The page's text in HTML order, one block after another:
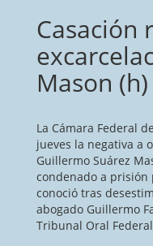
Casación
Mason (h)
La Cámara Federal
jueves la negativa a
Guillermo Suárez
condenado a prisión
conoció tras
abogado Guillermo
Tribunal Oral